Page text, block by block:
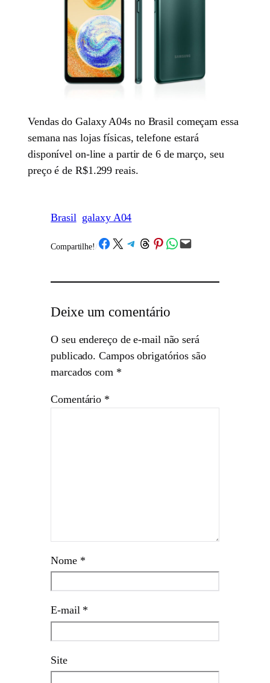
Vendas do Galaxy A04s no Brasil começam essa
semana nas lojas físicas, telefone estará
disponível on-line a partir de 6 de março, seu
preço é de R$1.299 reais.
Brasil galaxy A04
Compartilhe! /Share on Facebook
Share on X Share on Telegram
Share on Threads
Share on Pinterest
Share on WhatsApp
Email this Page
Deixe um comentário
O seu endereço de e-mail não será
publicado. Campos obrigatórios são
marcados com *
Comentário *
Nome *
E-mail *
Site